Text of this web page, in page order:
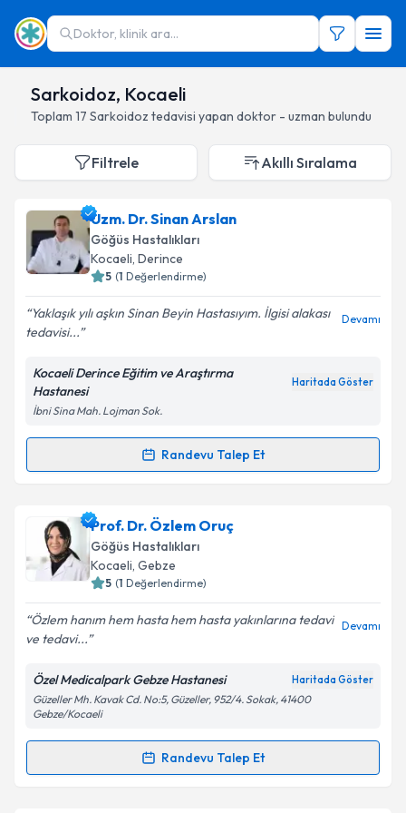
Doktor, klinik ara...
Sarkoidoz, Kocaeli
Toplam 17 Sarkoidoz tedavisi yapan doktor - uzman bulundu
Filtrele Akıllı Sıralama
Uzm. Dr. Sinan Arslan
Göğüs Hastalıkları
Kocaeli, Derince
5 (1 Değerlendirme)
Yaklaşık yılı aşkın Sinan Beyin Hastasıyım. İlgisi alakası
tedavisi...
Devamı
Kocaeli Derince Eğitim ve Araştırma
Hastanesi
Haritada Göster
İbni Sina Mah. Lojman Sok.
Randevu Talep Et
Randevu Takvimi Talebi
Uzm. Dr. Sinan Arslan için randevu takvimi talebi
oluşturun. Size bu uzmandan randevu almanız için bir
takvim hazırlandığında e-posta ile bilgilendireceğiz.
Kişisel verilerimin işlenmesine ilişkin
Aydınlatma
Metni'ni okudum ve kişisel verilerimin belirtilen
kapsamda işlenmesini kabul ediyorum.
Takvim Talebini Gönder
Prof. Dr. Özlem Oruç
Göğüs Hastalıkları
Kocaeli, Gebze
5 (1 Değerlendirme)
Özlem hanım hem hasta hem hasta yakınlarına tedavi
ve tedavi...
Devamı
Özel Medicalpark Gebze Hastanesi Haritada Göster
Güzeller Mh. Kavak Cd. No:5, Güzeller, 952/4. Sokak, 41400
Gebze/Kocaeli
Randevu Talep Et
Randevu Takvimi Talebi